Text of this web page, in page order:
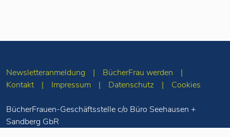
Newsletteranmeldung
BücherFrau werden
Kontakt
Impressum Datenschutz Cookies
BücherFrauen-Geschäftsstelle c/o Büro Seehausen +
Sandberg GbR